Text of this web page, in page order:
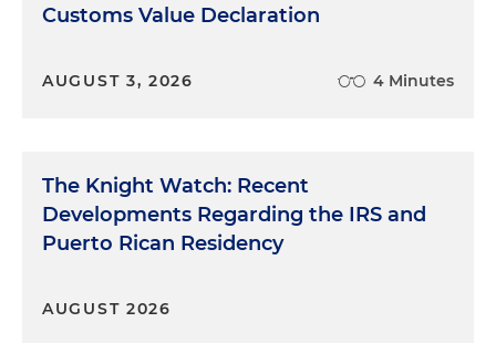
Customs Value Declaration
AUGUST 3, 2026 4 Minutes
The Knight Watch: Recent
Developments Regarding the IRS and
Puerto Rican Residency
AUGUST 2026